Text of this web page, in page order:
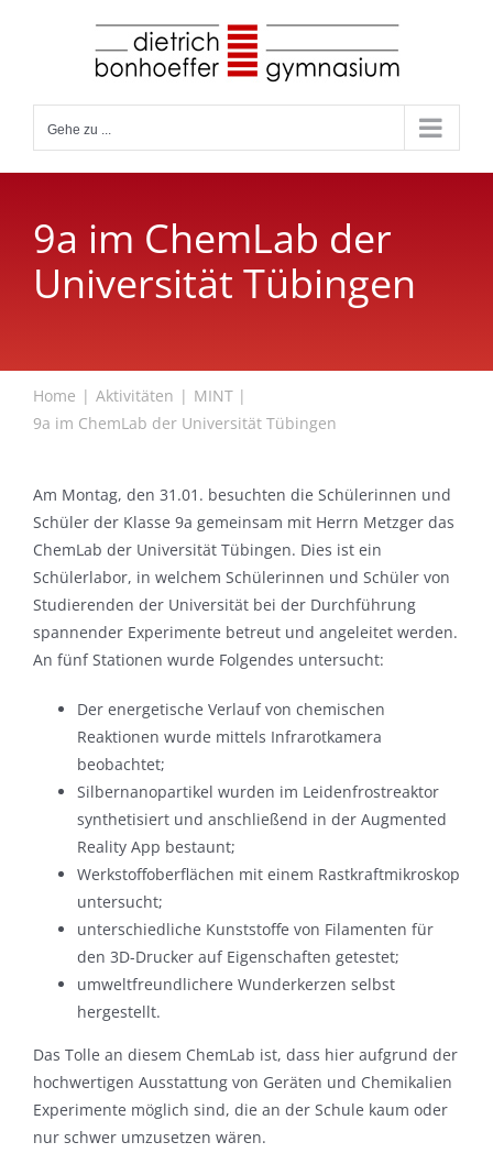
Gehe zu ...
9a im ChemLab der
Universität Tübingen
Home Aktivitäten
MINT
9a im ChemLab der Universität Tübingen
Am Montag, den 31.01. besuchten die Schülerinnen und
Schüler der Klasse 9a gemeinsam mit Herrn Metzger das
ChemLab der Universität Tübingen. Dies ist ein
Schülerlabor, in welchem Schülerinnen und Schüler von
Studierenden der Universität bei der Durchführung
spannender Experimente betreut und angeleitet werden.
An fünf Stationen wurde Folgendes untersucht:
Der energetische Verlauf von chemischen
Reaktionen wurde mittels Infrarotkamera
beobachtet;
Silbernanopartikel wurden im Leidenfrostreaktor
synthetisiert und anschließend in der Augmented
Reality App bestaunt;
Werkstoffoberflächen mit einem Rastkraftmikroskop
untersucht;
unterschiedliche Kunststoffe von Filamenten für
den 3D-Drucker auf Eigenschaften getestet;
umweltfreundlichere Wunderkerzen selbst
hergestellt.
Das Tolle an diesem ChemLab ist, dass hier aufgrund der
hochwertigen Ausstattung von Geräten und Chemikalien
Experimente möglich sind, die an der Schule kaum oder
nur schwer umzusetzen wären.